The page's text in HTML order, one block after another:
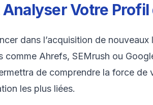
Votre Profil
dans l’acquisition de
comme Ahrefs, SEMrush ou
de comprendre la force de
les plus liées.